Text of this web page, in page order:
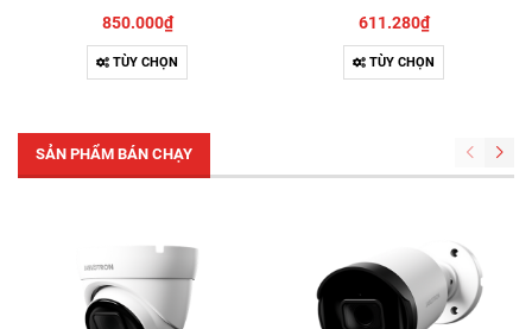
850.000₫
TÙY CHỌN
611.280₫
TÙY CHỌN
SẢN PHẨM BÁN CHẠY